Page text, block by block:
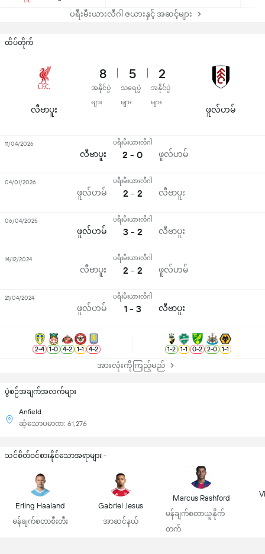
ပရီးမီးယားလီဂါ ဇယားနှင့် အဆင့်များ
ပွဲစဉ်အချက်အလက်များ
Anfield
ဆံ့သောပမာဏ: 61,276
ထိပ်တိုက်
လီဗာပူး
8
အနိုင်ပွဲ
များ
5
သရေပွဲ
များ
2
အနိုင်ပွဲ
များ
ဖူလ်ဟမ်
လီဗာပူး
ပရီးမီးယားလီဂါ
2 - 0 ဖူလ်ဟမ်
11/04/2026
ဖူလ်ဟမ်
ပရီးမီးယားလီဂါ
2 - 2 လီဗာပူး
04/01/2026
ဖူလ်ဟမ်
ပရီးမီးယားလီဂါ
3 - 2 လီဗာပူး
06/04/2025
လီဗာပူး
ပရီးမီးယားလီဂါ
2 - 2 ဖူလ်ဟမ်
14/12/2024
ဖူလ်ဟမ်
ပရီးမီးယားလီဂါ
1 - 3 လီဗာပူး
21/04/2024
2-4 1-0 4-2 1-1 4-2 1-2 1-1 0-2 2-0 1-1
အားလုံးကိုကြည့်မည်
သင်စိတ်ဝင်စားနိုင်သောအရာများ -
Erling Haaland
မန်ချက်စတာစီးတီး
Gabriel Jesus
အာဆင်နယ်
Marcus Rashford
မန်ချက်စတာယူနိုက်
တက်